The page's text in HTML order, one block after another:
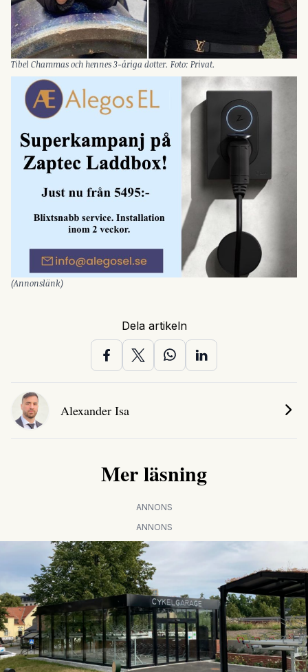
Tibel Chammas och hennes 3-åriga dotter. Foto: Privat.
(Annonslänk)
Dela artikeln
Alexander Isa
Mer läsning
ANNONS
ANNONS